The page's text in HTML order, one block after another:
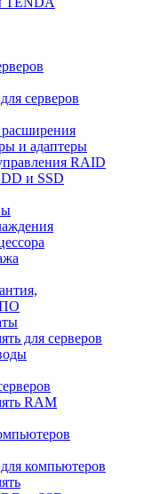
серверов
и адаптеры
RAID
и SSD
ПО
для серверов
RAM
компьютеров